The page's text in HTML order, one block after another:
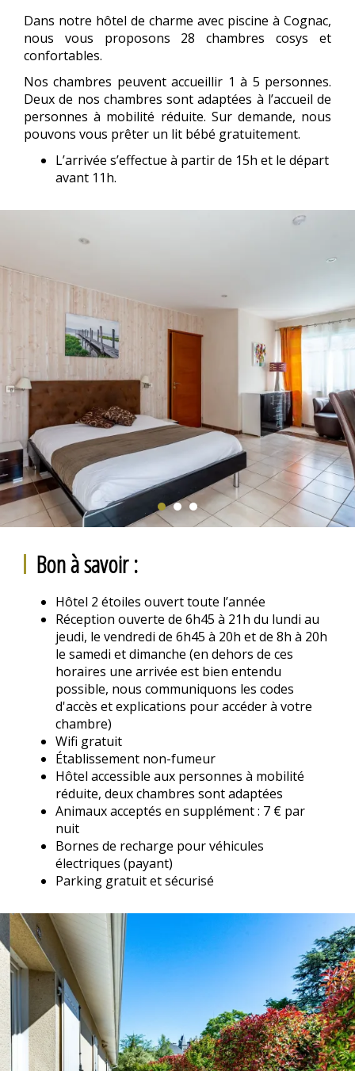
Dans notre hôtel de charme avec piscine à Cognac,
nous vous proposons 28 chambres cosys et
confortables.
Nos chambres peuvent accueillir 1 à 5 personnes.
Deux de nos chambres sont adaptées à l’accueil de
personnes à mobilité réduite. Sur demande, nous
pouvons vous prêter un lit bébé gratuitement.
L’arrivée s’effectue à partir de 15h et le départ
avant 11h.
Bon à savoir :
Hôtel 2 étoiles ouvert toute l’année
Réception ouverte de 6h45 à 21h du lundi au
jeudi, le vendredi de 6h45 à 20h et de 8h à 20h
le samedi et dimanche (en dehors de ces
horaires une arrivée est bien entendu
possible, nous communiquons les codes
d'accès et explications pour accéder à votre
chambre)
Wifi gratuit
Établissement non-fumeur
Hôtel accessible aux personnes à mobilité
réduite, deux chambres sont adaptées
Animaux acceptés en supplément : 7 € par
nuit
Bornes de recharge pour véhicules
électriques (payant)
Parking gratuit et sécurisé